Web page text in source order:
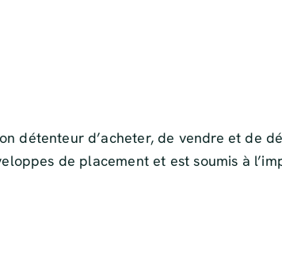
détenteur d’acheter, de vendre et de
de placement et est soumis à